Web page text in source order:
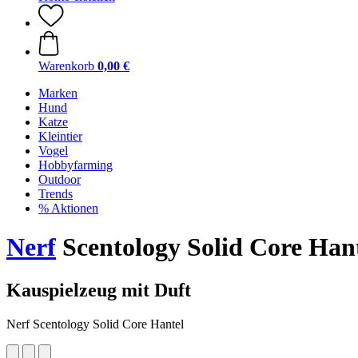
Warenkorb 0,00 €
Marken
Hund
Katze
Kleintier
Vogel
Hobbyfarming
Outdoor
Trends
% Aktionen
Nerf Scentology Solid Core
Kauspielzeug mit Duft
Nerf Scentology Solid Core Hantel